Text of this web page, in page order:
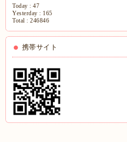
Today :47
Yesterday : 165
Total :246846
携帯サイト